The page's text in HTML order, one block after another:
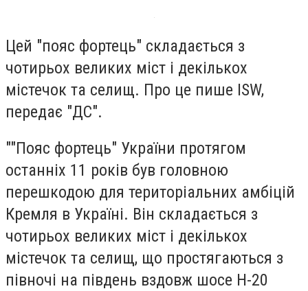
Цей "пояс фортець" складається з
чотирьох великих міст і декількох
містечок та селищ. Про це пише ISW,
передає "ДС".
""Пояс фортець" України протягом
останніх 11 років був головною
перешкодою для територіальних амбіцій
Кремля в Україні. Він складається з
чотирьох великих міст і декількох
містечок та селищ, що простягаються з
півночі на південь вздовж шосе H-20